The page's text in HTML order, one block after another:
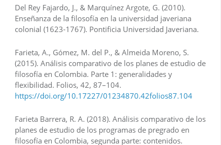
Del Rey Fajardo, J., & Marquínez Argote, G. (2010).
Enseñanza de la filosofía en la universidad javeriana
colonial (1623-1767). Pontificia Universidad Javeriana.
Farieta, A., Gómez, M. del P., & Almeida Moreno, S.
(2015). Análisis comparativo de los planes de estudio de
filosofía en Colombia. Parte 1: generalidades y
flexibilidad. Folios, 42, 87–104.
https://doi.org/10.17227/01234870.42folios87.104
Farieta Barrera, R. A. (2018). Análisis comparativo de los
planes de estudio de los programas de pregrado en
filosofía en Colombia, segunda parte: contenidos.